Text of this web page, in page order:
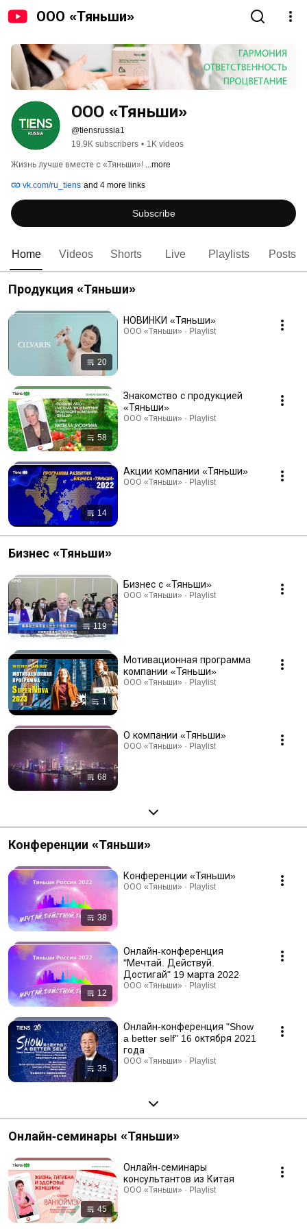
ООО «Тяньши»
ООО «Тяньши»
@tiensrussia1
19.9K subscribers • 1K videos
Жизнь лучше вместе с «Тяньши»! ...more
vk.com/ru_tiens and 4 more links
Subscribe
Home Videos Shorts Live Playlists Posts
Продукция «Тяньши»
20
НОВИНКИ «Тяньши»
ООО «Тяньши» · Playlist
58
Знакомство с продукцией
«Тяньши»
ООО «Тяньши» · Playlist
14
Акции компании «Тяньши»
ООО «Тяньши» · Playlist
Бизнес «Тяньши»
119
Бизнес с «Тяньши»
ООО «Тяньши» · Playlist
1
Мотивационная программа
компании «Тяньши»
ООО «Тяньши» · Playlist
68
О компании «Тяньши»
ООО «Тяньши» · Playlist
Конференции «Тяньши»
38
Конференции «Тяньши»
ООО «Тяньши» · Playlist
12
Онлайн-конференция
"Мечтай. Действуй.
Достигай" 19 марта 2022
ООО «Тяньши» · Playlist
35
Онлайн-конференция "Show
a better self" 16 октября 2021
года
ООО «Тяньши» · Playlist
Онлайн-семинары «Тяньши»
45
Онлайн-семинары
консультантов из Китая
ООО «Тяньши» · Playlist